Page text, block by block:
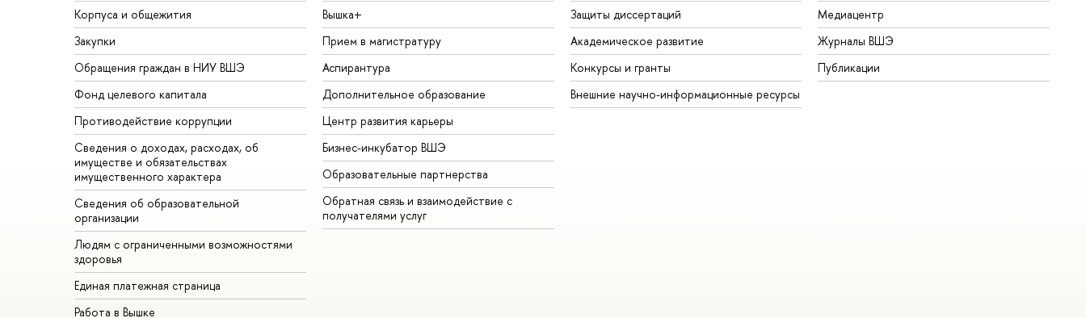
Корпуса и общежития
Закупки
Обращения граждан в НИУ ВШЭ
Фонд целевого капитала
Противодействие коррупции
Сведения о доходах, расходах, об
имуществе и обязательствах
имущественного характера
Сведения об образовательной
организации
Людям с ограниченными возможностями
здоровья
Единая платежная страница
Работа в Вышке
Вышка+
Прием в магистратуру
Аспирантура
Дополнительное образование
Центр развития карьеры
Бизнес-инкубатор ВШЭ
Образовательные партнерства
Обратная связь и взаимодействие с
получателями услуг
Защиты диссертаций
Академическое развитие
Конкурсы и гранты
Внешние научно-информационные ресурсы
Медиацентр
Журналы ВШЭ
Публикации